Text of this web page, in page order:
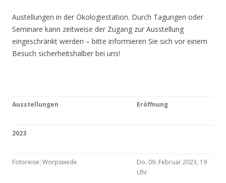
Austellungen in der Ökologiestation. Durch Tagungen oder
Seminare kann zeitweise der Zugang zur Ausstellung
eingeschränkt werden – bitte informieren Sie sich vor einem
Besuch sicherheitshalber bei uns!
Ausstellungen Eröffnung
2023
Fotoreise: Worpswede
Do. 09. Februar 2023, 19
Uhr